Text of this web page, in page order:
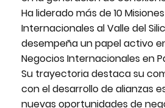
Ha liderado más de 10
Internacionales al Valle del
desempeña un papel activo
Negocios Internacionales en
Su trayectoria destaca su
con el desarrollo de alianzas
nuevas oportunidades de